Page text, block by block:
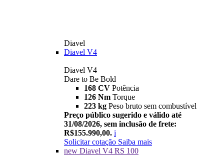
Diavel
Diavel V4
Diavel V4
Dare to Be Bold
168 CV Potência
126 Nm Torque
223 kg Peso bruto sem combustível
Preço público sugerido e válido até
31/08/2026, sem inclusão de frete:
R$155.990,00. i
Solicitar cotação Saiba mais
new Diavel V4 RS 100